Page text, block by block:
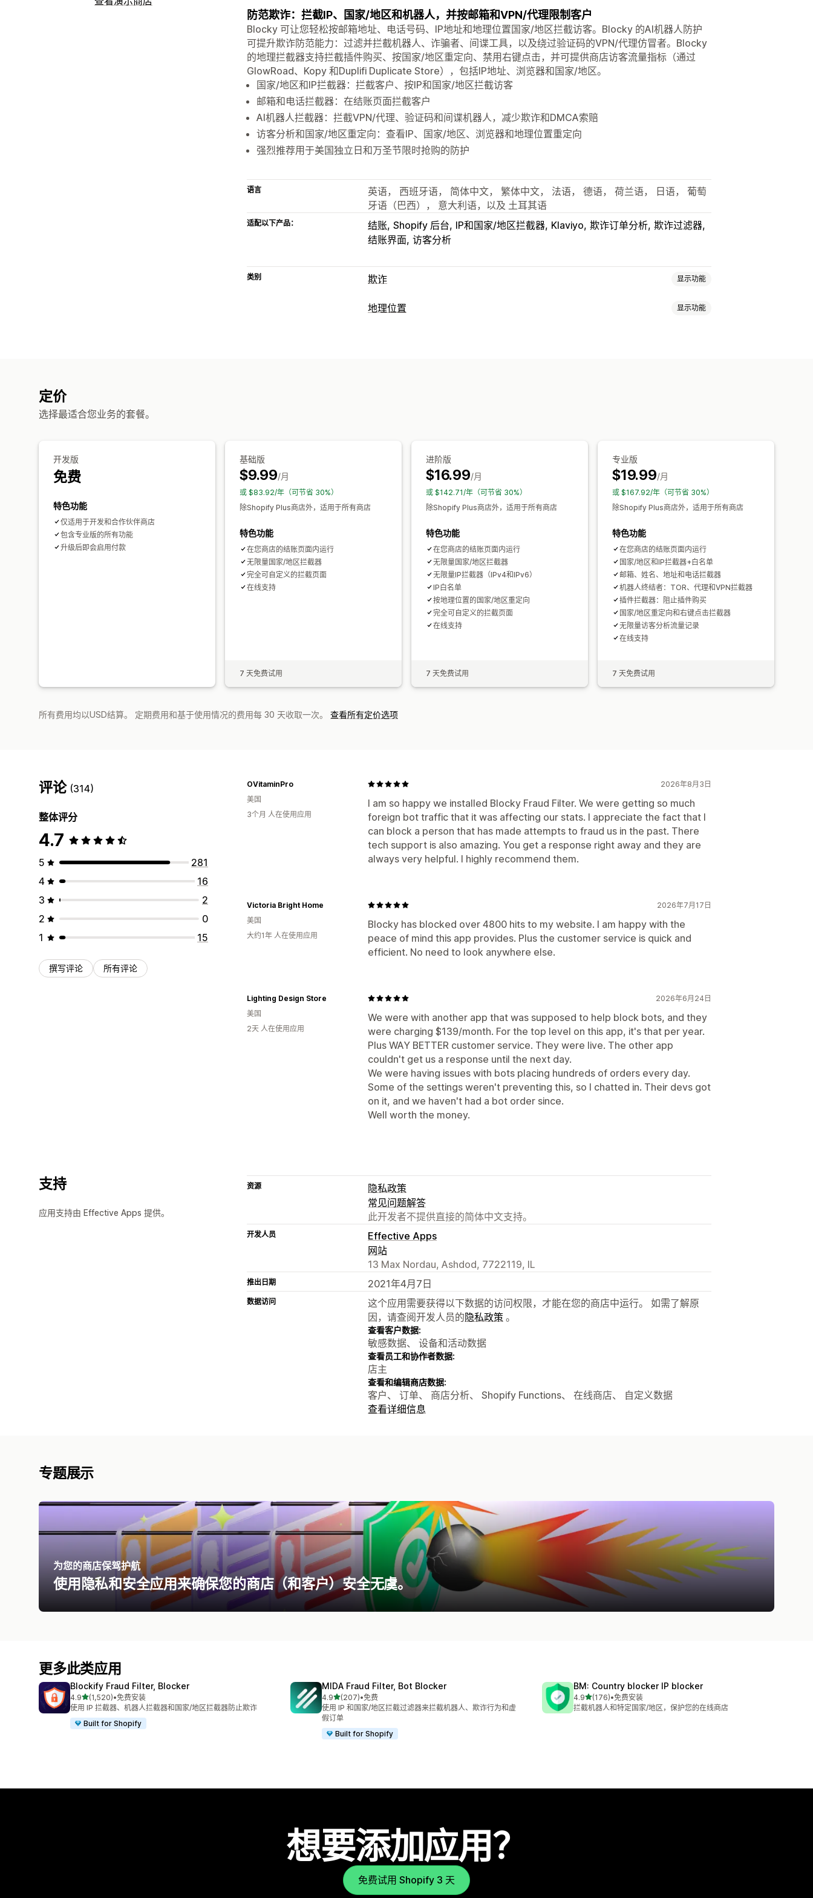
防范欺诈：拦截IP、国家/地区和机器人，并按邮箱和VPN/代理限制客户
Blocky 可让您轻松按邮箱地址、电话号码、IP地址和地理位置国家/地区拦截访客。Blocky 的AI机器人防护
可提升欺诈防范能力：过滤并拦截机器人、诈骗者、间谍工具，以及绕过验证码的VPN/代理仿冒者。Blocky
的地理拦截器支持拦截插件购买、按国家/地区重定向、禁用右键点击，并可提供商店访客流量指标（通过
GlowRoad、Kopy 和Duplifi Duplicate Store），包括IP地址、浏览器和国家/地区。
国家/地区和IP拦截器：拦截客户、按IP和国家/地区拦截访客
邮箱和电话拦截器：在结账页面拦截客户
AI机器人拦截器：拦截VPN/代理、验证码和间谍机器人，减少欺诈和DMCA索赔
访客分析和国家/地区重定向：查看IP、国家/地区、浏览器和地理位置重定向
强烈推荐用于美国独立日和万圣节限时抢购的防护
语言
英语， 西班牙语， 简体中文， 繁体中文， 法语， 德语， 荷兰语， 日语， 葡萄
牙语（巴西）， 意大利语，以及 土耳其语
适配以下产品： 结账 Shopify 后台 IP和国家/地区拦截器 Klaviyo 欺诈订单分析 欺诈过滤器
结账界面 访客分析
类别 欺诈 显示功能
欺诈类型
地理位置 显示功能
定价
选择最适合您业务的套餐。
开发版
免费
特色功能
仅适用于开发和合作伙伴商店
包含专业版的所有功能
升级后即会启用付款
基础版
$9.99/月
或 $83.92/年（可节省 30%）
除Shopify Plus商店外，适用于所有商店
特色功能
在您商店的结账页面内运行
无限量国家/地区拦截器
完全可自定义的拦截页面
在线支持
7 天免费试用
进阶版
$16.99/月
或 $142.71/年（可节省 30%）
除Shopify Plus商店外，适用于所有商店
特色功能
在您商店的结账页面内运行
无限量国家/地区拦截器
无限量IP拦截器（IPv4和IPv6）
IP白名单
按地理位置的国家/地区重定向
完全可自定义的拦截页面
在线支持
7 天免费试用
专业版
$19.99/月
或 $167.92/年（可节省 30%）
除Shopify Plus商店外，适用于所有商店
特色功能
在您商店的结账页面内运行
国家/地区和IP拦截器+白名单
邮箱、姓名、地址和电话拦截器
机器人终结者：TOR、代理和VPN拦截器
插件拦截器：阻止插件购买
国家/地区重定向和右键点击拦截器
无限量访客分析流量记录
在线支持
7 天免费试用
所有费用均以USD结算。 定期费用和基于使用情况的费用每 30 天收取一次。 查看所有定价选项
评论 (314)
整体评分
4.7
5
281
4
16
3
2
2
0
1
15
撰写评论 所有评论
2026年8月3日
I am so happy we installed Blocky Fraud Filter. We were getting so much
foreign bot traffic that it was affecting our stats. I appreciate the fact that I
can block a person that has made attempts to fraud us in the past. There
tech support is also amazing. You get a response right away and they are
always very helpful. I highly recommend them.
OVitaminPro
美国
3个月 人在使用应用
2026年7月17日
Blocky has blocked over 4800 hits to my website. I am happy with the
peace of mind this app provides. Plus the customer service is quick and
efficient. No need to look anywhere else.
Victoria Bright Home
美国
大约1年 人在使用应用
2026年6月24日
We were with another app that was supposed to help block bots, and they
were charging $139/month. For the top level on this app, it's that per year.
Plus WAY BETTER customer service. They were live. The other app
couldn't get us a response until the next day.
We were having issues with bots placing hundreds of orders every day.
Some of the settings weren't preventing this, so I chatted in. Their devs got
on it, and we haven't had a bot order since.
Well worth the money.
Lighting Design Store
美国
2天 人在使用应用
支持
应用支持由 Effective Apps 提供。
资源
隐私政策
常见问题解答
此开发者不提供直接的简体中文支持。
开发人员
Effective Apps
网站
13 Max Nordau, Ashdod, 7722119, IL
推出日期 2021年4月7日
数据访问
这个应用需要获得以下数据的访问权限，才能在您的商店中运行。 如需了解原
因，请查阅开发人员的隐私政策 。
查看客户数据:
敏感数据、 设备和活动数据
查看员工和协作者数据:
店主
查看和编辑商店数据:
客户、 订单、 商店分析、 Shopify Functions、 在线商店、 自定义数据
查看详细信息
专题展示
为您的商店保驾护航
使用隐私和安全应用来确保您的商店（和客户）安全无虞。
更多此类应用
Blockify Fraud Filter, Blocker
4.9星（满分 5 星）
(1,520)
总共 1520 条评论
•免费安装
使用 IP 拦截器、机器人拦截器和国家/地区拦截器防止欺诈
Built for Shopify
MIDA Fraud Filter, Bot Blocker
4.9星（满分 5 星）
(207)
总共 207 条评论
•免费
使用 IP 和国家/地区拦截过滤器来拦截机器人、欺诈行为和虚
假订单
Built for Shopify
BM: Country blocker IP blocker
4.9星（满分 5 星）
(176)
总共 176 条评论
•免费安装
拦截机器人和特定国家/地区，保护您的在线商店
想要添加应用？
免费试用 Shopify 3 天